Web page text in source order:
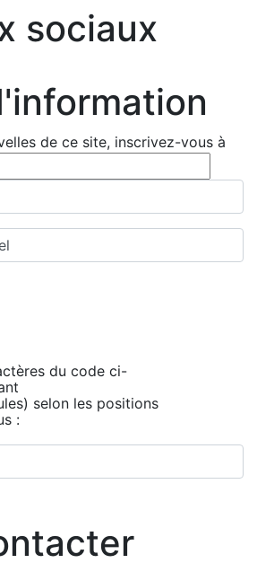
sociaux
de ce site, inscrivez-vous à
du code ci-
selon les positions
: